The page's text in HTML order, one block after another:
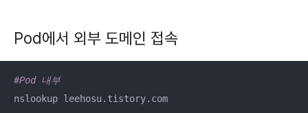
Pod에서 외부 도메인 접속
#Pod 내부
nslookup leehosu.tistory.com